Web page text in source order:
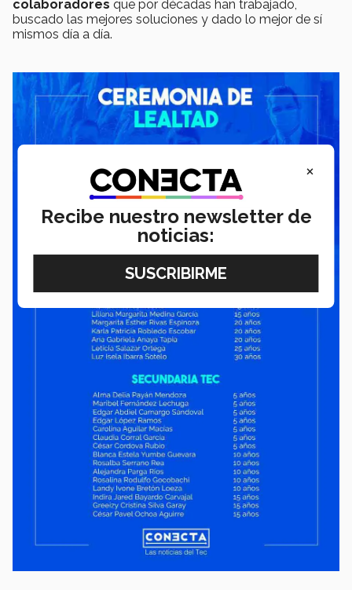
colaboradores que por décadas han trabajado,
buscado las mejores soluciones y dado lo mejor de sí
mismos día a día.
×
Recibe nuestro newsletter de
noticias: